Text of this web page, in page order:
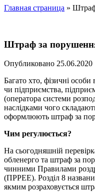
Главная страница »
Штраф за
Опубликовано 25.06.2020
Багато хто, фізичні
чи підприємства,
(оператора системи
наслідками чого
оформлюють штраф за
Чим регулюється?
На сьогодняшній
обленерго та штраф за
чинними Правилами
(ПРРЕЕ). Розділ 8
якмим розраховується